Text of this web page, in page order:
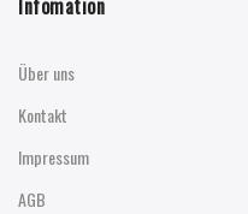
Infomation
Über uns
Kontakt
Impressum
AGB